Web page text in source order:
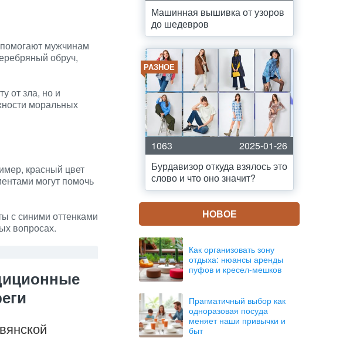
мужчинам
обруч,
от зла, но и
моральных
красный цвет
могут помочь
с синими оттенками
вопросах.
Машинная вышивка от узоров
до шедевров
РАЗНОЕ
1063
2025-01-26
Бурдавизор откуда взялось это
слово и что оно значит?
НОВОЕ
Как организовать зону
отдыха: нюансы аренды
пуфов и кресел-мешков
Прагматичный выбор как
одноразовая посуда
меняет наши привычки и
быт